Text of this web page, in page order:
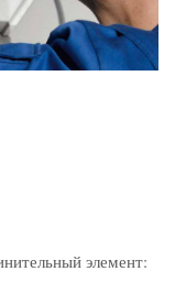
элемент: